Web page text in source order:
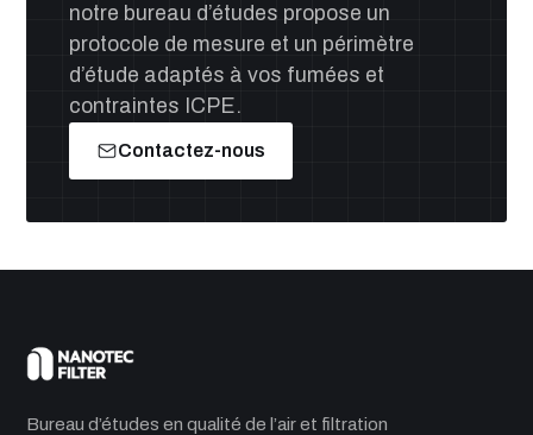
notre bureau d’études propose un
protocole de mesure et un périmètre
d’étude adaptés à vos fumées et
contraintes ICPE.
Contactez-nous
Bureau d’études en qualité de l’air et filtration